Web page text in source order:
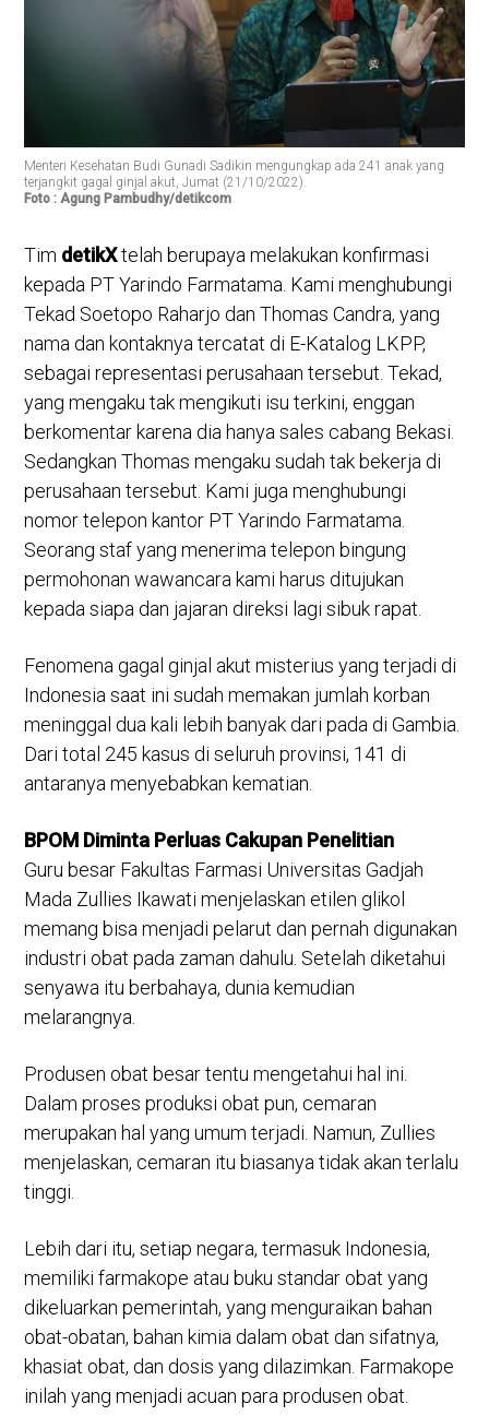
Menteri Kesehatan Budi Gunadi Sadikin mengungkap ada 241 anak yang
terjangkit gagal ginjal akut, Jumat (21/10/2022).
Foto : Agung Pambudhy/detikcom
Tim detikXtelah berupaya melakukan konfirmasi
kepada PT Yarindo Farmatama. Kami menghubungi
Tekad Soetopo Raharjo dan Thomas Candra, yang
nama dan kontaknya tercatat di E-Katalog LKPP,
sebagai representasi perusahaan tersebut. Tekad,
yang mengaku tak mengikuti isu terkini, enggan
berkomentar karena dia hanya sales cabang Bekasi.
Sedangkan Thomas mengaku sudah tak bekerja di
perusahaan tersebut. Kami juga menghubungi
nomor telepon kantor PT Yarindo Farmatama.
Seorang staf yang menerima telepon bingung
permohonan wawancara kami harus ditujukan
kepada siapa dan jajaran direksi lagi sibuk rapat.
Fenomena gagal ginjal akut misterius yang terjadi di
Indonesia saat ini sudah memakan jumlah korban
meninggal dua kali lebih banyak dari pada di Gambia.
Dari total 245 kasus di seluruh provinsi, 141 di
antaranya menyebabkan kematian.
BPOM Diminta Perluas Cakupan Penelitian
Guru besar Fakultas Farmasi Universitas Gadjah
Mada Zullies Ikawati menjelaskan etilen glikol
memang bisa menjadi pelarut dan pernah digunakan
industri obat pada zaman dahulu. Setelah diketahui
senyawa itu berbahaya, dunia kemudian
melarangnya.
Produsen obat besar tentu mengetahui hal ini.
Dalam proses produksi obat pun, cemaran
merupakan hal yang umum terjadi. Namun, Zullies
menjelaskan, cemaran itu biasanya tidak akan terlalu
tinggi.
Lebih dari itu, setiap negara, termasuk Indonesia,
memiliki farmakope atau buku standar obat yang
dikeluarkan pemerintah, yang menguraikan bahan
obat-obatan, bahan kimia dalam obat dan sifatnya,
khasiat obat, dan dosis yang dilazimkan. Farmakope
inilah yang menjadi acuan para produsen obat.